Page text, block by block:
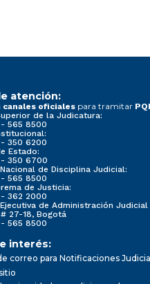
atención:
canales oficiales para tramitar
de la Judicatura:
565 8500
350 6200
Estado:
350 6700
de Disciplina Judicial:
565 8500
de Justicia:
362 2000
de Administración Judicial
27-18, Bogotá
565 8500
interés:
correo para Notificaciones